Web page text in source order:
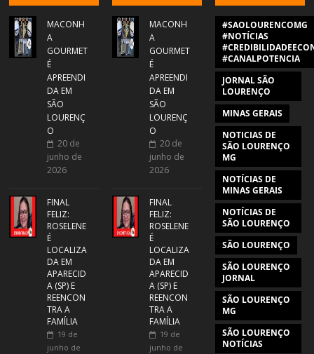
MACONH
A
GOURMET
É
APREENDI
DA EM
SÃO
LOURENÇ
O
20 de
junho de
2026
FINAL
FELIZ:
ROSELENE
É
LOCALIZA
DA EM
APARECID
A (SP) E
REENCON
TRA A
FAMÍLIA
19 de
junho de
MACONH
A
GOURMET
É
APREENDI
DA EM
SÃO
LOURENÇ
O
20 de
junho de
2026
FINAL
FELIZ:
ROSELENE
É
LOCALIZA
DA EM
APARECID
A (SP) E
REENCON
TRA A
FAMÍLIA
19 de
junho de
#SAOLOURENCOMG
#NOTÍCIAS
#CANALPOTENCIA
JORNAL SÃO
LOURENÇO
MINAS GERAIS
NOTICIAS DE
SÃO LOURENÇO
MG
NOTÍCIAS DE
MINAS GERAIS
NOTÍCIAS DE
SÃO LOURENÇO
SÃO LOURENÇO
SÃO LOURENÇO
JORNAL
SÃO LOURENÇO
MG
SÃO LOURENÇO
NOTÍCIAS